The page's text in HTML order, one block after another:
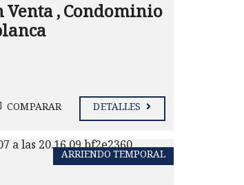
Venta , Condominio
COMPARAR DETALLES
ARRIENDO TEMPORAL